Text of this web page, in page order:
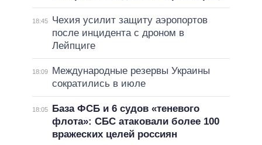
18:45
Чехия усилит защиту аэропортов
после инцидента с дроном в
Лейпциге
18:09
Международные резервы Украины
сократились в июле
18:05
База ФСБ и 6 судов «теневого
флота»: СБС атаковали более 100
вражеских целей россиян